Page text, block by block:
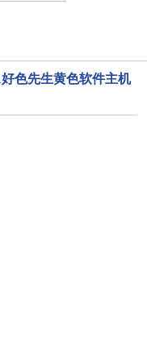
色先生黄色软件主机